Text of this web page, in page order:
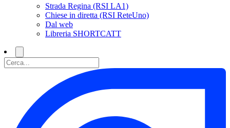
Strada Regina (RSI LA1)
Chiese in diretta (RSI ReteUno)
Dal web
Libreria SHORTCATT